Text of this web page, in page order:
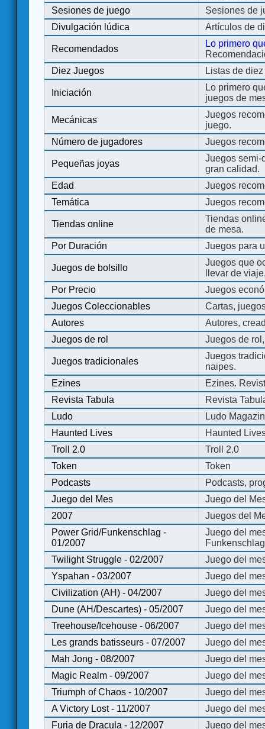
Sesiones de juego
Sesiones de
Divulgación lúdica
Artículos de
Recomendados
Lo primero
Diez Juegos
Listas de
Iniciación
Lo primero
juegos de
Mecánicas
Juegos
juego.
Número de jugadores
Juegos
Pequeñas joyas
Juegos semi-
gran calidad.
Edad
Juegos
Temática
Juegos
Tiendas online
Tiendas
de mesa.
Por Duración
Juegos para
Juegos de bolsillo
Juegos que
llevar de
Por Precio
Juegos
Juegos Coleccionables
Cartas,
Autores
Autores,
Juegos de rol
Juegos de
Juegos tradicionales
Juegos
naipes.
Ezines
Ezines.
Revista Tabula
Revista
Ludo
Ludo
Haunted Lives
Haunted
Troll 2.0
Troll 2.0
Token
Token
Podcasts
Podcasts,
Juego del Mes
Juego del
2007
Juegos del
Power Grid/Funkenschlag -
01/2007
Juego del
Twilight Struggle - 02/2007
Juego del
Yspahan - 03/2007
Juego del
Civilization (AH) - 04/2007
Juego del
Dune (AH/Descartes) - 05/2007
Juego del
Treehouse/Icehouse - 06/2007
Juego del
Les grands batisseurs - 07/2007
Juego del
Mah Jong - 08/2007
Juego del
Magic Realm - 09/2007
Juego del
Triumph of Chaos - 10/2007
Juego del
A Victory Lost - 11/2007
Juego del
Furia de Dracula - 12/2007
Juego del